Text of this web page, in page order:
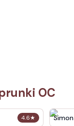
OC
4.6★